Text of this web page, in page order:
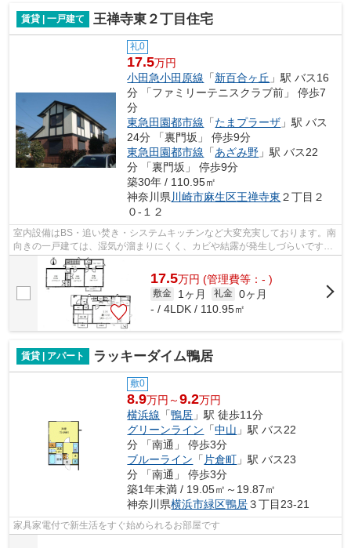
賃貸 | 一戸建て 王禅寺東２丁目住宅
礼0
17.5万円
小田急小田原線 「新百合ヶ丘 」駅 バス16
分 「ファミリーテニスクラブ前」 停歩7
分
東急田園都市線 「たまプラーザ 」駅 バス
24分 「裏門坂」 停歩9分
東急田園都市線 「あざみ野 」駅 バス22
分 「裏門坂」 停歩9分
築30年 / 110.95㎡
神奈川県 川崎市麻生区王禅寺東 ２丁目２
０-１２
室内設備はBS・追い焚き・システムキッチンなど大変充実しております。南
向きの一戸建ては、湿気が溜まりにくく、カビや結露が発生しづらいです。
一戸建ての物件なら、集合住宅の様な...
17.5万円 (管理費等：- )
敷金 1ヶ月 礼金 0ヶ月
- / 4LDK / 110.95㎡
賃貸 | アパート ラッキーダイム鴨居
敷0
8.9万円～9.2万円
横浜線 「鴨居 」駅 徒歩11分
グリーンライン 「中山 」駅 バス22
分 「南通」 停歩3分
ブルーライン 「 片倉町 」駅 バス23
分 「南通」 停歩3分
築1年未満 / 19.05㎡～19.87㎡
神奈川県横浜市緑区鴨居３丁目23-21
家具家電付で新生活をすぐ始められるお部屋です